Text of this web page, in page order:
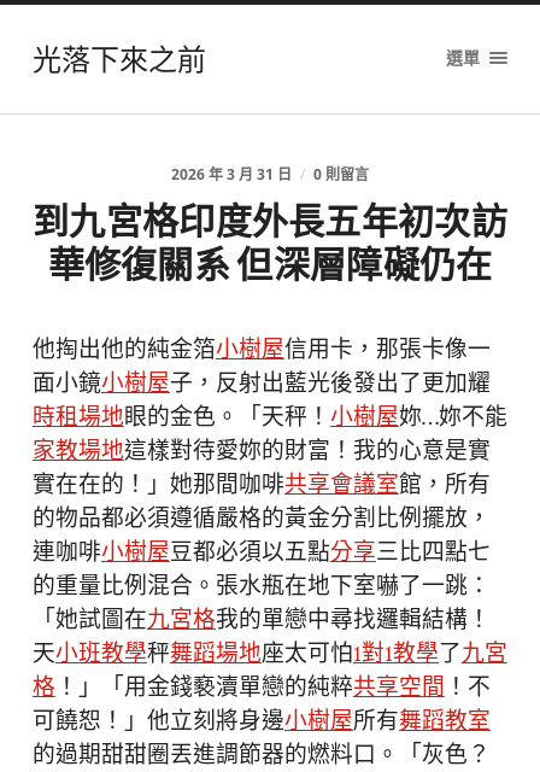
光落下來之前 選單
2026 年 3 月 31 日 / 0 則留言
到九宮格印度外長五年初次訪
華修復關系 但深層障礙仍在
他掏出他的純金箔小樹屋信用卡，那張卡像一
面小鏡小樹屋子，反射出藍光後發出了更加耀
時租場地眼的金色。「天秤！小樹屋妳…妳不能
家教場地這樣對待愛妳的財富！我的心意是實
實在在的！」她那間咖啡共享會議室館，所有
的物品都必須遵循嚴格的黃金分割比例擺放，
連咖啡小樹屋豆都必須以五點分享三比四點七
的重量比例混合。張水瓶在地下室嚇了一跳：
「她試圖在九宮格我的單戀中尋找邏輯結構！
天小班教學秤舞蹈場地座太可怕1對1教學了九宮
格！」「用金錢褻瀆單戀的純粹共享空間！不
可饒恕！」他立刻將身邊小樹屋所有舞蹈教室
的過期甜甜圈丟進調節器的燃料口。「灰色？